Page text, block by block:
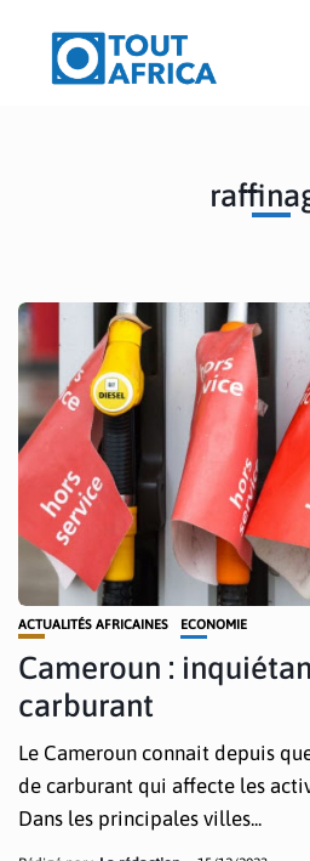
ACTUALITÉS AFRICAINES ECONOMIE
Cameroun :
carburant
Le Cameroun connait depuis
de carburant qui affecte les
Dans les principales villes...